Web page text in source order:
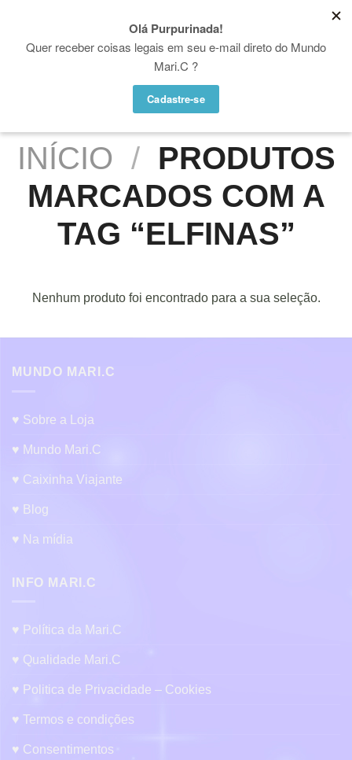
content
Proibido utilizar, copiar ou reproduzir as fotos e vídeos desse site. Copyright
© Mari.C - Todos os direitos reservados
INÍCIO / PRODUTOS
MARCADOS COM A
TAG “ELFINAS”
Nenhum produto foi encontrado para a sua seleção.
MUNDO MARI.C
♥ Sobre a Loja
♥ Mundo Mari.C
♥ Caixinha Viajante
♥ Blog
♥ Na mídia
INFO MARI.C
♥ Política da Mari.C
♥ Qualidade Mari.C
♥ Politica de Privacidade – Cookies
♥ Termos e condições
♥ Consentimentos